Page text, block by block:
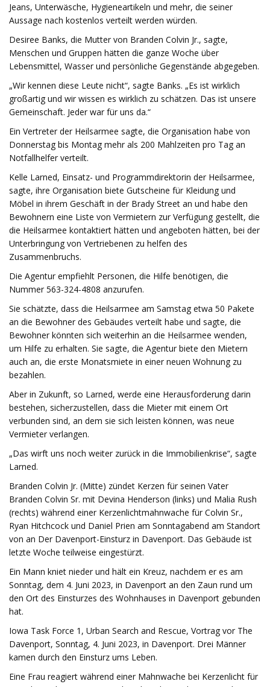
Jeans, Unterwäsche, Hygieneartikeln und mehr, die seiner
Aussage nach kostenlos verteilt werden würden.
Desiree Banks, die Mutter von Branden Colvin Jr., sagte,
Menschen und Gruppen hätten die ganze Woche über
Lebensmittel, Wasser und persönliche Gegenstände abgegeben.
„Wir kennen diese Leute nicht“, sagte Banks. „Es ist wirklich
großartig und wir wissen es wirklich zu schätzen. Das ist unsere
Gemeinschaft. Jeder war für uns da.“
Ein Vertreter der Heilsarmee sagte, die Organisation habe von
Donnerstag bis Montag mehr als 200 Mahlzeiten pro Tag an
Notfallhelfer verteilt.
Kelle Larned, Einsatz- und Programmdirektorin der Heilsarmee,
sagte, ihre Organisation biete Gutscheine für Kleidung und
Möbel in ihrem Geschäft in der Brady Street an und habe den
Bewohnern eine Liste von Vermietern zur Verfügung gestellt, die
die Heilsarmee kontaktiert hätten und angeboten hätten, bei der
Unterbringung von Vertriebenen zu helfen des
Zusammenbruchs.
Die Agentur empfiehlt Personen, die Hilfe benötigen, die
Nummer 563-324-4808 anzurufen.
Sie schätzte, dass die Heilsarmee am Samstag etwa 50 Pakete
an die Bewohner des Gebäudes verteilt habe und sagte, die
Bewohner könnten sich weiterhin an die Heilsarmee wenden,
um Hilfe zu erhalten. Sie sagte, die Agentur biete den Mietern
auch an, die erste Monatsmiete in einer neuen Wohnung zu
bezahlen.
Aber in Zukunft, so Larned, werde eine Herausforderung darin
bestehen, sicherzustellen, dass die Mieter mit einem Ort
verbunden sind, an dem sie sich leisten können, was neue
Vermieter verlangen.
„Das wirft uns noch weiter zurück in die Immobilienkrise“, sagte
Larned.
Branden Colvin Jr. (Mitte) zündet Kerzen für seinen Vater
Branden Colvin Sr. mit Devina Henderson (links) und Malia Rush
(rechts) während einer Kerzenlichtmahnwache für Colvin Sr.,
Ryan Hitchcock und Daniel Prien am Sonntagabend am Standort
von an Der Davenport-Einsturz in Davenport. Das Gebäude ist
letzte Woche teilweise eingestürzt.
Ein Mann kniet nieder und hält ein Kreuz, nachdem er es am
Sonntag, dem 4. Juni 2023, in Davenport an den Zaun rund um
den Ort des Einsturzes des Wohnhauses in Davenport gebunden
hat.
Iowa Task Force 1, Urban Search and Rescue, Vortrag vor The
Davenport, Sonntag, 4. Juni 2023, in Davenport. Drei Männer
kamen durch den Einsturz ums Leben.
Eine Frau reagiert während einer Mahnwache bei Kerzenlicht für